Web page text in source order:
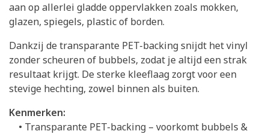
aan op allerlei gladde oppervlakken zoals mokken,
glazen, spiegels, plastic of borden.
Dankzij de transparante PET-backing snijdt het vinyl
zonder scheuren of bubbels, zodat je altijd een strak
resultaat krijgt. De sterke kleeflaag zorgt voor een
stevige hechting, zowel binnen als buiten.
Kenmerken:
• Transparante PET-backing – voorkomt bubbels &